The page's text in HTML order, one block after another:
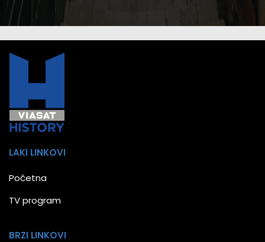
LAKI LINKOVI
Početna
TV program
BRZI LINKOVI